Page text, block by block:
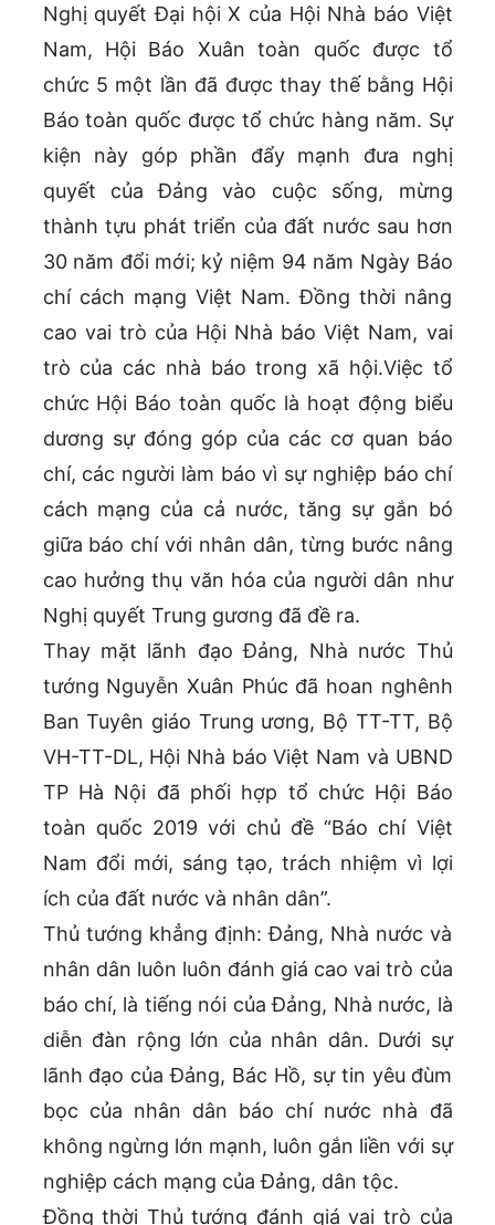
Nghị quyết Đại hội X của Hội Nhà báo Việt
Nam, Hội Báo Xuân toàn quốc được tổ
chức 5 một lần đã được thay thế bằng Hội
Báo toàn quốc được tổ chức hàng năm. Sự
kiện này góp phần đẩy mạnh đưa nghị
quyết của Đảng vào cuộc sống, mừng
thành tựu phát triển của đất nước sau hơn
30 năm đổi mới; kỷ niệm 94 năm Ngày Báo
chí cách mạng Việt Nam. Đồng thời nâng
cao vai trò của Hội Nhà báo Việt Nam, vai
trò của các nhà báo trong xã hội.Việc tổ
chức Hội Báo toàn quốc là hoạt động biểu
dương sự đóng góp của các cơ quan báo
chí, các người làm báo vì sự nghiệp báo chí
cách mạng của cả nước, tăng sự gắn bó
giữa báo chí với nhân dân, từng bước nâng
cao hưởng thụ văn hóa của người dân như
Nghị quyết Trung gương đã đề ra.
Thay mặt lãnh đạo Đảng, Nhà nước Thủ
tướng Nguyễn Xuân Phúc đã hoan nghênh
Ban Tuyên giáo Trung ương, Bộ TT-TT, Bộ
VH-TT-DL, Hội Nhà báo Việt Nam và UBND
TP Hà Nội đã phối hợp tổ chức Hội Báo
toàn quốc 2019 với chủ đề “Báo chí Việt
Nam đổi mới, sáng tạo, trách nhiệm vì lợi
ích của đất nước và nhân dân”.
Thủ tướng khẳng định: Đảng, Nhà nước và
nhân dân luôn luôn đánh giá cao vai trò của
báo chí, là tiếng nói của Đảng, Nhà nước, là
diễn đàn rộng lớn của nhân dân. Dưới sự
lãnh đạo của Đảng, Bác Hồ, sự tin yêu đùm
bọc của nhân dân báo chí nước nhà đã
không ngừng lớn mạnh, luôn gắn liền với sự
nghiệp cách mạng của Đảng, dân tộc.
Đồng thời Thủ tướng đánh giá vai trò của